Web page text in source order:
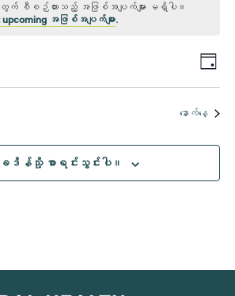
တွက် စီစဉ်ထားသည့် အဖြစ်အပျက်များ မရှိပါ။
upcoming အဖြစ်အပျက်များ.
ပွဲ
နေ့
နောက်နေ့
ခဒိန်သို့ စာရင်းသွင်းပါ။